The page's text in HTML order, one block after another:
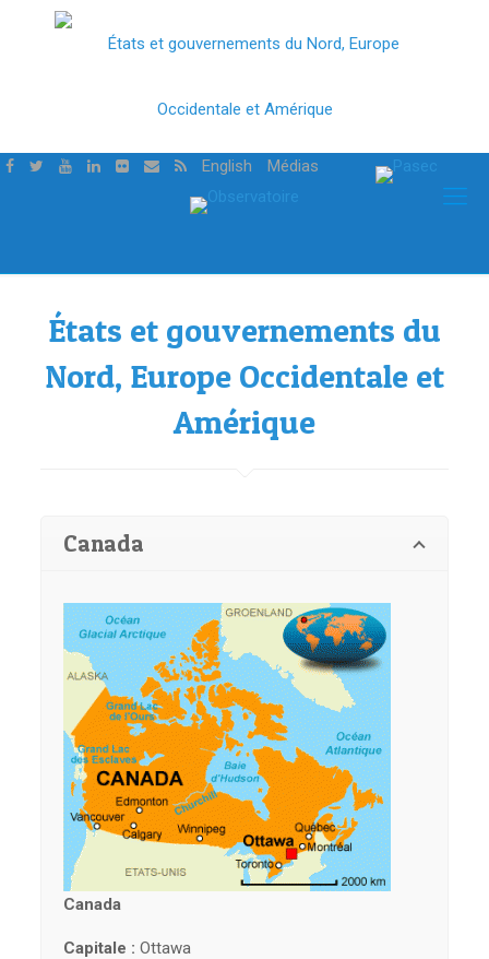
English Médias
États et gouvernements du
Nord, Europe Occidentale et
Amérique
Canada
Canada
Capitale : Ottawa